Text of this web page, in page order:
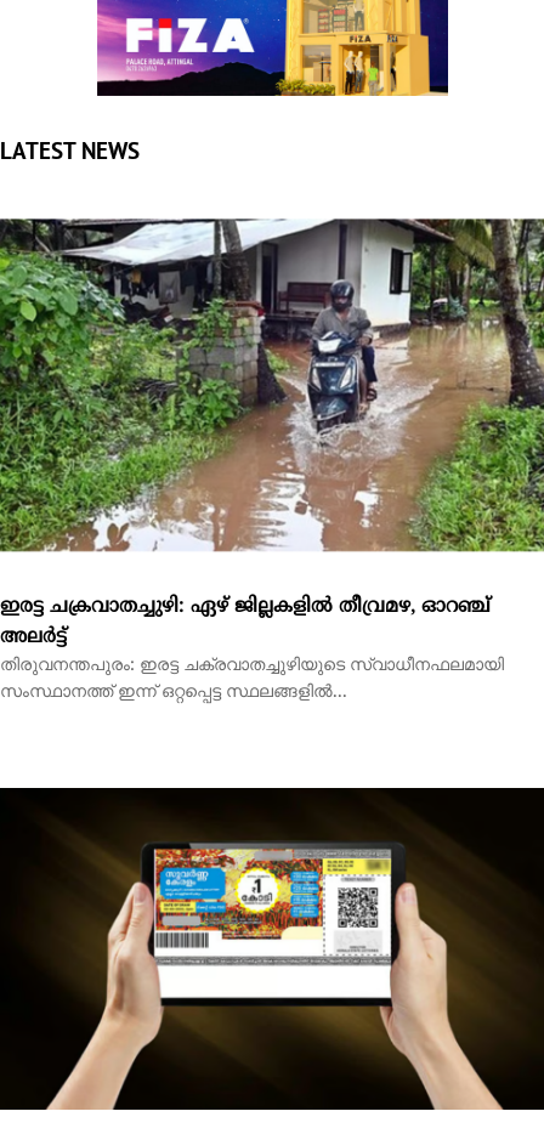
ഇരട്ട ചക്രവാതച്ചുഴി: ഏഴ് ജില്ലകളില്‍ തീവ്രമഴ, ഓറഞ്ച്
അലര്‍ട്ട്
തിരുവനന്തപുരം: ഇരട്ട ചക്രവാതച്ചുഴിയുടെ സ്വാധീനഫലമായി
സംസ്ഥാനത്ത് ഇന്ന് ഒറ്റപ്പെട്ട സ്ഥലങ്ങളില്‍...
ഒരു കോടിയുടെ ഭാഗ്യശാലി ആര്?; സുവര്‍ണ കേരളം ലോട്ടറി
ഫലം പ്രഖ്യാപിച്ചു
തിരുവനന്തപുരം: സംസ്ഥാന ഭാഗ്യക്കുറി വകുപ്പിന്റെ സുവര്‍ണ
കേരളം ലോട്ടറി ഫലം പ്രഖ്യാപിച്ചു. RT 467887...